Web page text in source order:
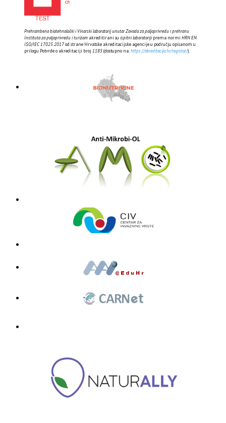
Prehrambeno biotehnološki i Vinarski laboratorij unutar Zavoda za poljoprivredu i prehranu
Instituta za poljoprivredu i turizam akreditirani su ispitni laboratorijiprema normi HRN EN
ISO/IEC 17025:2017od strane Hrvatske akreditacijske agencije u području opisanom u
prilogu Potvrde o akreditaciji broj 1185(dostupno na:https://akreditacija.hr/registar/).